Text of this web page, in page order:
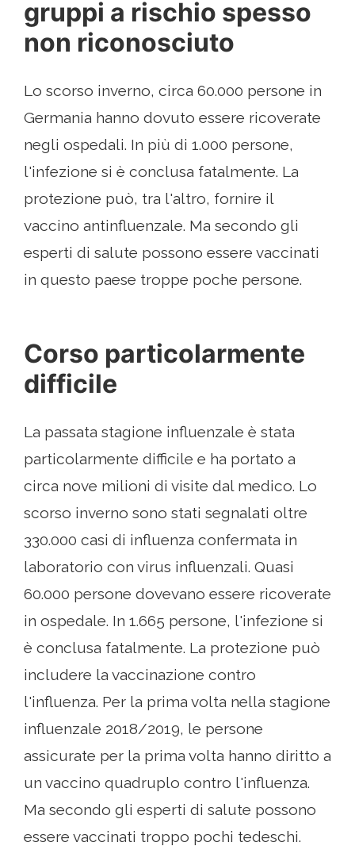
gruppi a rischio spesso
non riconosciuto
Lo scorso inverno, circa 60.000 persone in
Germania hanno dovuto essere ricoverate
negli ospedali. In più di 1.000 persone,
l'infezione si è conclusa fatalmente. La
protezione può, tra l'altro, fornire il
vaccino antinfluenzale. Ma secondo gli
esperti di salute possono essere vaccinati
in questo paese troppe poche persone.
Corso particolarmente
difficile
La passata stagione influenzale è stata
particolarmente difficile e ha portato a
circa nove milioni di visite dal medico. Lo
scorso inverno sono stati segnalati oltre
330.000 casi di influenza confermata in
laboratorio con virus influenzali. Quasi
60.000 persone dovevano essere ricoverate
in ospedale. In 1.665 persone, l'infezione si
è conclusa fatalmente. La protezione può
includere la vaccinazione contro
l'influenza. Per la prima volta nella stagione
influenzale 2018/2019, le persone
assicurate per la prima volta hanno diritto a
un vaccino quadruplo contro l'influenza.
Ma secondo gli esperti di salute possono
essere vaccinati troppo pochi tedeschi.